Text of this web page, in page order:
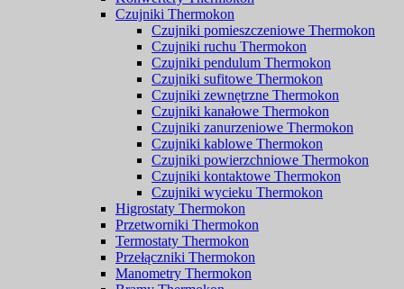
Czujniki Thermokon
Czujniki pomieszczeniowe Thermokon
Czujniki ruchu Thermokon
Czujniki pendulum Thermokon
Czujniki sufitowe Thermokon
Czujniki zewnętrzne Thermokon
Czujniki kanałowe Thermokon
Czujniki zanurzeniowe Thermokon
Czujniki kablowe Thermokon
Czujniki powierzchniowe Thermokon
Czujniki kontaktowe Thermokon
Czujniki wycieku Thermokon
Higrostaty Thermokon
Przetworniki Thermokon
Termostaty Thermokon
Przełączniki Thermokon
Manometry Thermokon